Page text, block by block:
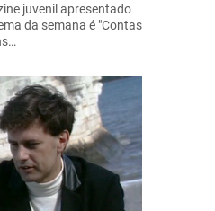
juvenil apresentado
da semana é "Contas